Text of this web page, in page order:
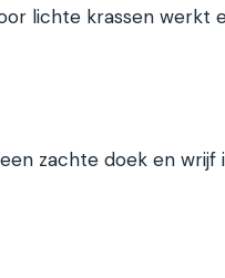
lichte krassen werkt
zachte doek en wrijf